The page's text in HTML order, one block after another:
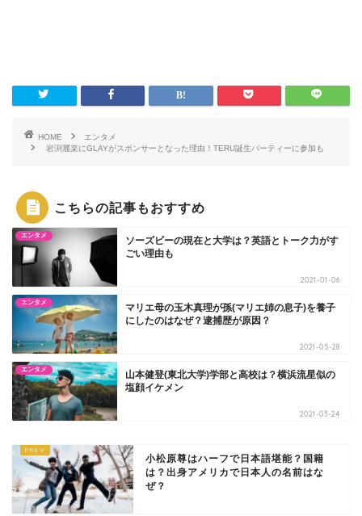
HOME
エンタメ
岩渕麗楽にGLAYがスポンサーとなった理由！TERU誕生パーティーに参加も
こちらの記事もおすすめ
エンタメ
ソーズビーの現在と大学は？英語とトーク力がす
ごい理由も
2021-01-06
エンタメ
マリエ母の玉木真理が孫(マリエ姉の息子)を養子
にしたのはなぜ？逮捕歴が原因？
2021-05-28
エンタメ
山本健登(東北大学)学部と高校は？横浜流星似の
塩顔イケメン
2021-03-24
小松原尊はハーフで日本語堪能？国籍
は？出身アメリカで日本人の名前はな
ぜ？